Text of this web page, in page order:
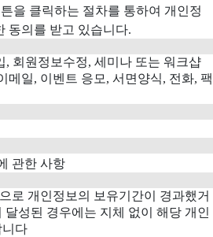
튼을 클릭하는 절차를 통하여 개인정
동의를 받고 있습니다.
, 회원정보수정, 세미나 또는 워크샵
메일, 이벤트 응모, 서면양식, 전화, 팩
관한 사항
로 개인정보의 보유기간이 경과했거
달성된 경우에는 지체 없이 해당 개인
니다